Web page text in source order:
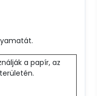
a papír, az